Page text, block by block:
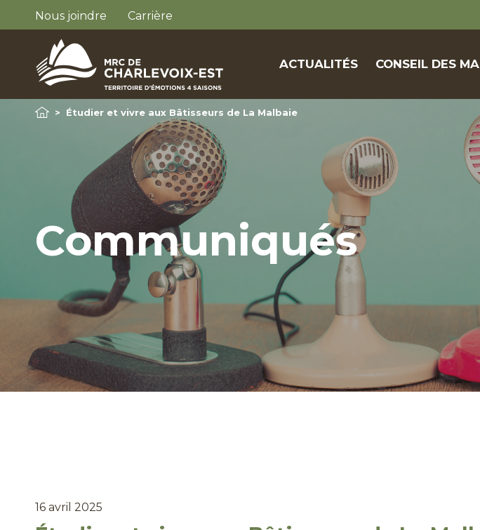
Nous joindre Carrière
ACTUALITÉS CONSEIL DES
> Étudier et vivre aux Bâtisseurs de La Malbaie
Communiqués
16 avril 2025